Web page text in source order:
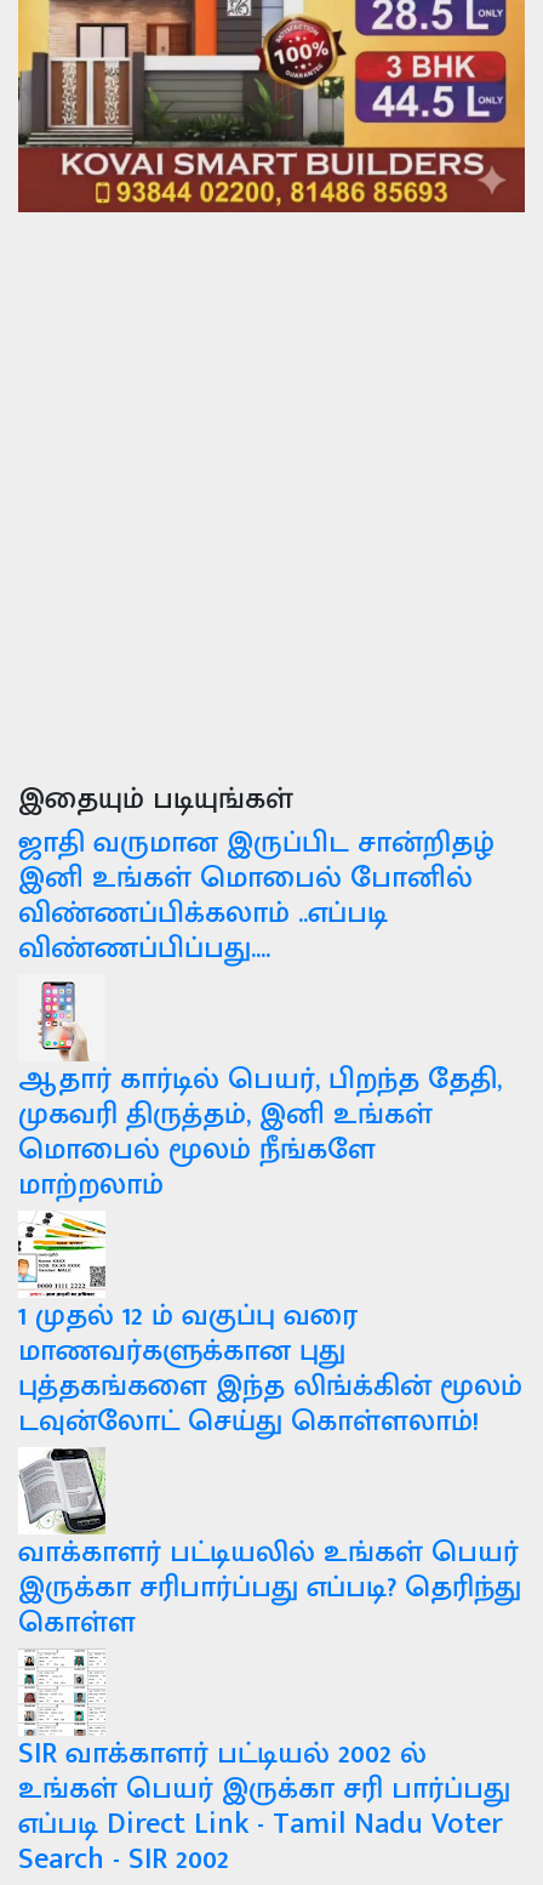
இதையும் படியுங்கள்
ஜாதி வருமான இருப்பிட சான்றிதழ்
இனி உங்கள் மொபைல் போனில்
விண்ணப்பிக்கலாம் ..எப்படி
விண்ணப்பிப்பது....
ஆதார் கார்டில் பெயர், பிறந்த தேதி,
முகவரி திருத்தம், இனி உங்கள்
மொபைல் மூலம் நீங்களே
மாற்றலாம்
1 முதல் 12 ம் வகுப்பு வரை
மாணவர்களுக்கான புது
புத்தகங்களை இந்த லிங்க்கின் மூலம்
டவுன்லோட் செய்து கொள்ளலாம்!
வாக்காளர் பட்டியலில் உங்கள் பெயர்
இருக்கா சரிபார்ப்பது எப்படி? தெரிந்து
கொள்ள
SIR வாக்காளர் பட்டியல் 2002 ல்
உங்கள் பெயர் இருக்கா சரி பார்ப்பது
எப்படி Direct Link - Tamil Nadu Voter
Search - SIR 2002